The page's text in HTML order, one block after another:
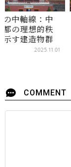
の中軸線：中
都の理想的秩
示す建造物群
2025.11.01
COMMENT